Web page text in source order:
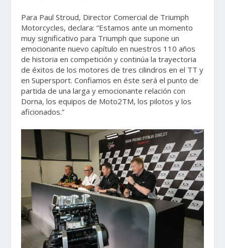
Para Paul Stroud, Director Comercial de Triumph
Motorcycles, declara: “Estamos ante un momento
muy significativo para Triumph que supone un
emocionante nuevo capítulo en nuestros 110 años
de historia en competición y continúa la trayectoria
de éxitos de los motores de tres cilindros en el TT y
en Supersport. Confiamos en éste será el punto de
partida de una larga y emocionante relación con
Dorna, los equipos de Moto2TM, los pilotos y los
aficionados.”